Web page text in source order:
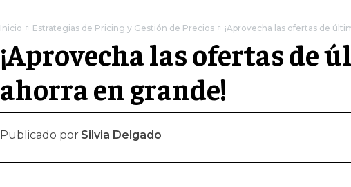
Inicio Estrategias de Pricing y Gestión de Precios ¡Aprovecha las ofertas de
¡Aprovecha las ofertas de
ahorra en grande!
Publicado por Silvia Delgado